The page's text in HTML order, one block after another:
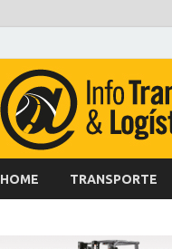
HOME TRANSPORTE